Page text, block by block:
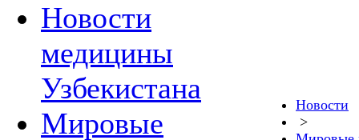
Новости
медицины
Узбекистана
Мировые
Новости
>